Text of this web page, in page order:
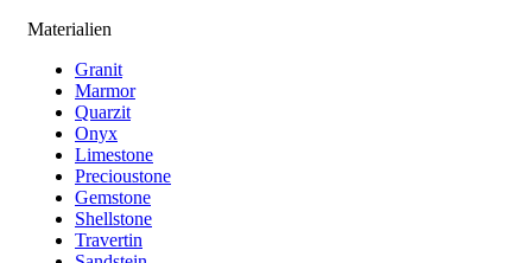
Materialien
Granit
Marmor
Quarzit
Onyx
Limestone
Precioustone
Gemstone
Shellstone
Travertin